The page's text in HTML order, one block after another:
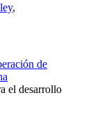
,
de
el desarrollo